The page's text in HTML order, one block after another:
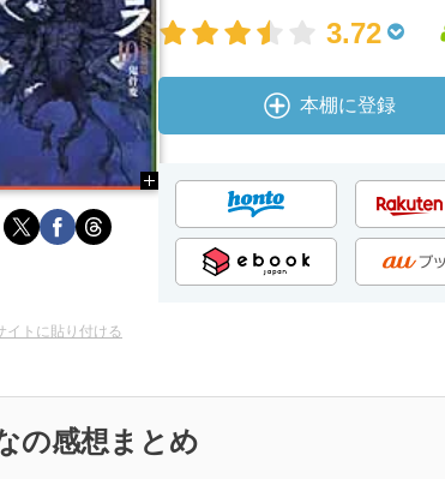
3.72
本棚に登録
イトに貼り付ける
の感想まとめ